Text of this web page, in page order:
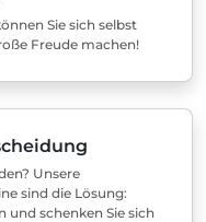
Sie sich selbst
Freude machen!
Unsere
sind die Lösung:
und schenken Sie sich